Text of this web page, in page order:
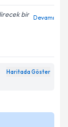
bir Devamı
Haritada Göster